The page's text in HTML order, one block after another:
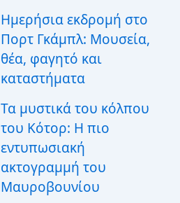
Ημερήσια εκδρομή στο
Πορτ Γκάμπλ: Μουσεία,
θέα, φαγητό και
καταστήματα
Τα μυστικά του κόλπου
του Κότορ: Η πιο
εντυπωσιακή
ακτογραμμή του
Μαυροβουνίου